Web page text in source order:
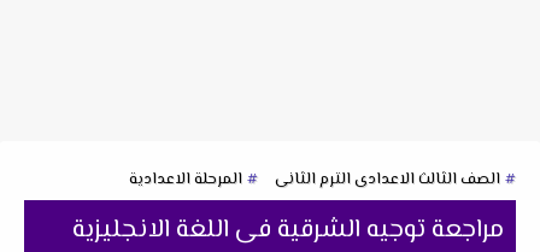
الصف الثالث الاعدادى الترم الثانى المرحلة الاعدادية
مراجعة توجيه الشرقية فى اللغة الانجليزية